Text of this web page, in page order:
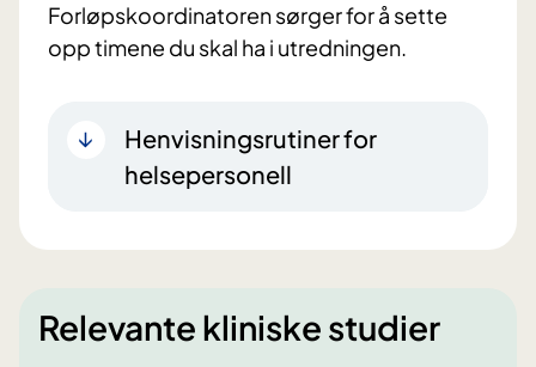
Forløpskoordinatoren sørger for å sette
opp timene du skal ha i utredningen.
Henvisningsrutiner for
helsepersonell
Relevante kliniske studier